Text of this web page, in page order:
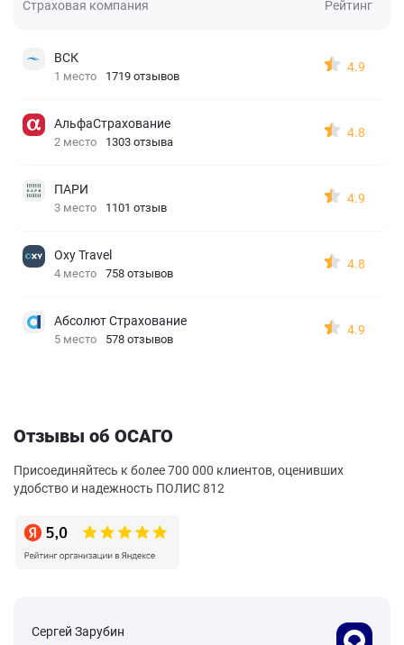
Страховая компания Рейтинг
ВСК
1 место 1719 отзывов
4.9
АльфаСтрахование
2 место 1303 отзыва
4.8
ПАРИ
3 место 1101 отзыв
4.9
Oxy Travel
4 место 758 отзывов
4.8
Абсолют Страхование
5 место 578 отзывов
4.9
Отзывы об ОСАГО
Присоединяйтесь к более 700 000 клиентов, оценивших
удобство и надежность ПОЛИС 812
Сергей Зарубин